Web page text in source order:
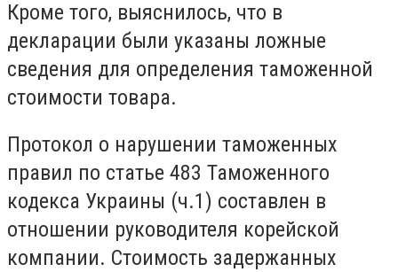
Кроме того, выяснилось, что в
декларации были указаны ложные
сведения для определения таможенной
стоимости товара.
Протокол о нарушении таможенных
правил по статье 483 Таможенного
кодекса Украины (ч.1) составлен в
отношении руководителя корейской
компании. Стоимость задержанных